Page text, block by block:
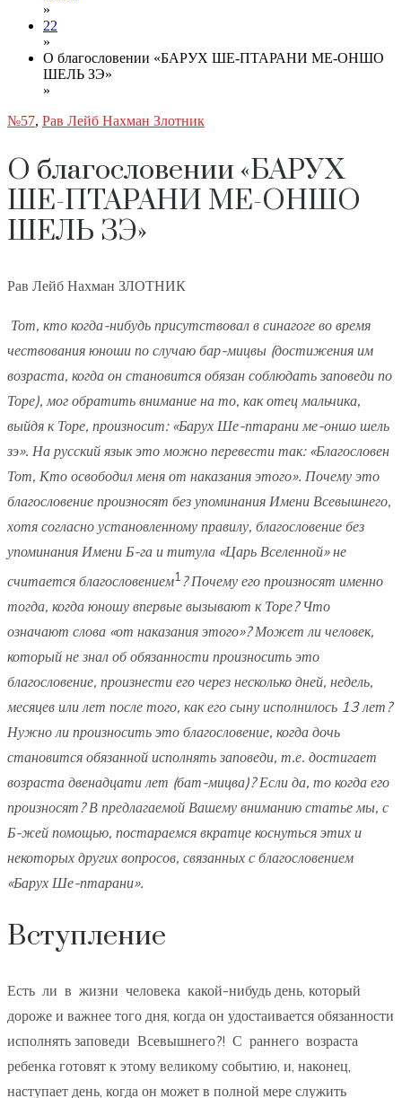
»
22
»
О благословении «БАРУХ ШЕ-ПТАРАНИ МЕ-ОНШО
ШЕЛЬ ЗЭ»
»
№57, Рав Лейб Нахман Злотник
О благословении «БАРУХ
ШЕ-ПТАРАНИ МЕ-ОНШО
ШЕЛЬ ЗЭ»
Рав Лейб Нахман ЗЛОТНИК
Тот, кто когда-нибудь присутствовал в синагоге во время
чествования юноши по случаю бар-мицвы (достижения им
возраста, когда он становится обязан соблюдать заповеди по
Торе), мог обратить внимание на то, как отец мальчика,
выйдя к Торе, произносит: «Барух Ше-птарани ме-оншо шель
зэ». На русский язык это можно перевести так: «Благословен
Тот, Кто освободил меня от наказания этого». Почему это
благословение произносят без упоминания Имени Всевышнего,
хотя согласно установленному правилу, благословение без
упоминания Имени Б-га и титула «Царь Вселенной» не
считается благословением1 ? Почему его произносят именно
тогда, когда юношу впервые вызывают к Торе? Что
означают слова «от наказания этого»? Может ли человек,
который не знал об обязанности произносить это
благословение, произнести его через несколько дней, недель,
месяцев или лет после того, как его сыну исполнилось 13 лет?
Нужно ли произносить это благословение, когда дочь
становится обязанной исполнять заповеди, т.е. достигает
возраста двенадцати лет (бат-мицва)? Если да, то когда его
произносят? В предлагаемой Вашему вниманию статье мы, с
Б-жей помощью, постараемся вкратце коснуться этих и
некоторых других вопросов, связанных с благословением
«Барух Ше-птарани».
Вступление
Есть ли в жизни человека какой-нибудь день, который
дороже и важнее того дня, когда он удостаивается обязанности
исполнять заповеди Всевышнего?! С раннего возраста
ребенка готовят к этому великому событию, и, наконец,
наступает день, когда он может в полной мере служить